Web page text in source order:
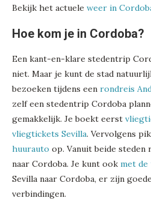
Bekijk het actuele weer in
Hoe kom je in Cordoba?
Een kant-en-klare stedentrip
niet. Maar je kunt de stad
bezoeken tijdens een rondreis
zelf een stedentrip Cordoba
gemakkelijk. Je boekt eerst
vliegtickets Sevilla. Vervolgens
huurauto op. Vanuit beide steden
naar Cordoba. Je kunt ook met
Sevilla naar Cordoba, er zijn
verbindingen.